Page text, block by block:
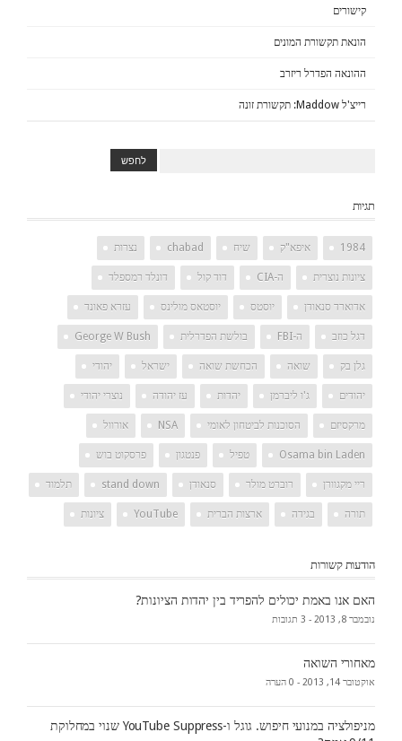
קישורים
הונאת תקשורת המונים
ההונאה הפדרל ריזרב
רייצ'ל Maddow: תקשורת זונה
תגיות
1984 איפא"ק שיח chabad נצרות
ציונות נוצרית ה-CIA דוד קול דונלד רמספלד
אדוארד סנאודן יוסטס יוסטאס מולינס עזרא פאונד
דגל כוזב ה-FBI בולשת הפדרלית George W Bush
גלן בק שואה הכחשת שואה ישראל יהודי
יהודים ג'ו ליברמן יהדות עז יהודה נוצרי יהודי
מרקסיזם הסוכנות לביטחון לאומי NSA אורוול
Osama bin Laden טפיל פנטגון פרסקוט בוש
ריי מקגוורן רוברט מולר סנאודן stand down תלמוד
תורה בגידה ארצות הברית YouTube ציונות
הודעות קשורות
האם אנו באמת יכולים להפריד בין יהדות הציונות?
נובמבר 8, 2013 - 3 תגובות
מאחורי השואה
אוקטובר 14, 2013 - 0 הערה
מניפולציה במנועי חיפוש. גוגל ו-YouTube Suppress שנוי במחלוקת